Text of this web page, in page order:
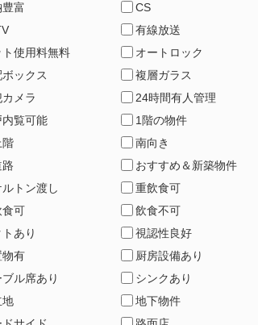
豊富
CS
有線放送
ト使用料無料
オートロック
ックス
複層ガラス
メラ
24時間有人管理
内覧可能
1階の物件
階
南向き
おすすめ＆新築物件
ルトン渡し
重飲食可
食可
飲食不可
トあり
視認性良好
物有
厨房設備あり
ル席あり
シンクあり
地
地下物件